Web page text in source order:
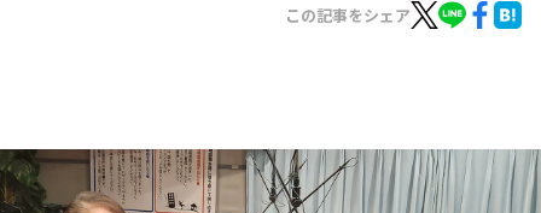
トピックス
TBS Podcast
お知らせ
この記事をシェア